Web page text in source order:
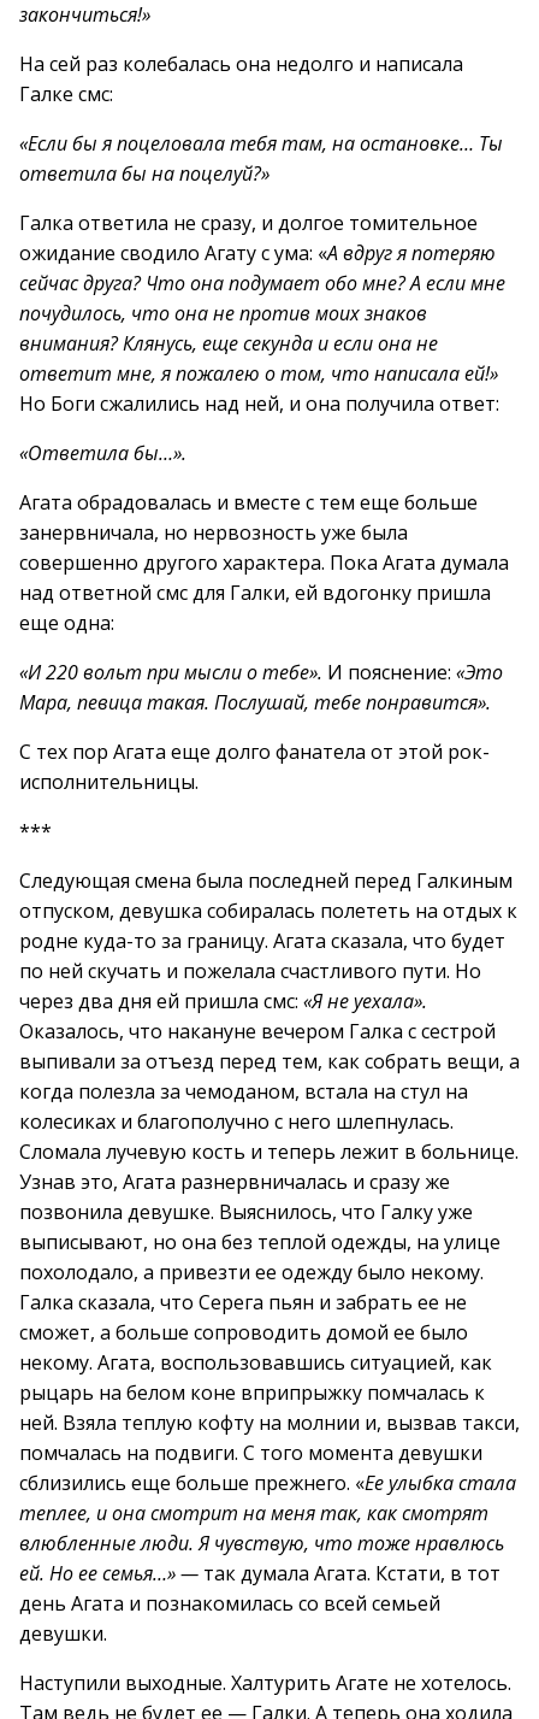
закончиться!»
На сей раз колебалась она недолго и написала
Галке смс:
«Если бы я поцеловала тебя там, на остановке… Ты
ответила бы на поцелуй?»
Галка ответила не сразу, и долгое томительное
ожидание сводило Агату с ума: «А вдруг я потеряю
сейчас друга? Что она подумает обо мне? А если мне
почудилось, что она не против моих знаков
внимания? Клянусь, еще секунда и если она не
ответит мне, я пожалею о том, что написала ей!»
Но Боги сжалились над ней, и она получила ответ:
«Ответила бы…».
Агата обрадовалась и вместе с тем еще больше
занервничала, но нервозность уже была
совершенно другого характера. Пока Агата думала
над ответной смс для Галки, ей вдогонку пришла
еще одна:
«И 220 вольт при мысли о тебе». И пояснение: «Это
Мара, певица такая. Послушай, тебе понравится».
С тех пор Агата еще долго фанатела от этой рок-
исполнительницы.
***
Следующая смена была последней перед Галкиным
отпуском, девушка собиралась полететь на отдых к
родне куда-то за границу. Агата сказала, что будет
по ней скучать и пожелала счастливого пути. Но
через два дня ей пришла смс: «Я не уехала».
Оказалось, что накануне вечером Галка с сестрой
выпивали за отъезд перед тем, как собрать вещи, а
когда полезла за чемоданом, встала на стул на
колесиках и благополучно с него шлепнулась.
Сломала лучевую кость и теперь лежит в больнице.
Узнав это, Агата разнервничалась и сразу же
позвонила девушке. Выяснилось, что Галку уже
выписывают, но она без теплой одежды, на улице
похолодало, а привезти ее одежду было некому.
Галка сказала, что Серега пьян и забрать ее не
сможет, а больше сопроводить домой ее было
некому. Агата, воспользовавшись ситуацией, как
рыцарь на белом коне вприпрыжку помчалась к
ней. Взяла теплую кофту на молнии и, вызвав такси,
помчалась на подвиги. С того момента девушки
сблизились еще больше прежнего. «Ее улыбка стала
теплее, и она смотрит на меня так, как смотрят
влюбленные люди. Я чувствую, что тоже нравлюсь
ей. Но ее семья…» — так думала Агата. Кстати, в тот
день Агата и познакомилась со всей семьей
девушки.
Наступили выходные. Халтурить Агате не хотелось.
Там ведь не будет ее — Галки. А теперь она ходила